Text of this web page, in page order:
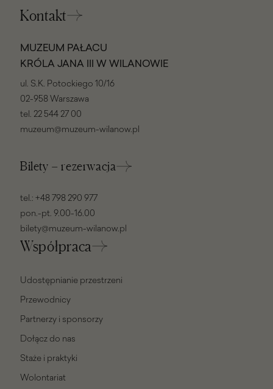
Kontakt
MUZEUM PAŁACU
KRÓLA JANA III W WILANOWIE
ul. S.K. Potockiego 10/16
02-958 Warszawa
tel. 22 544 27 00
muzeum@muzeum-wilanow.pl
Bilety – rezerwacja
tel.: +48 798 290 977
pon.-pt. 9.00-16.00
bilety@muzeum-wilanow.pl
Współpraca
Udostępnianie przestrzeni
Przewodnicy
Partnerzy i sponsorzy
Dołącz do nas
Staże i praktyki
Wolontariat